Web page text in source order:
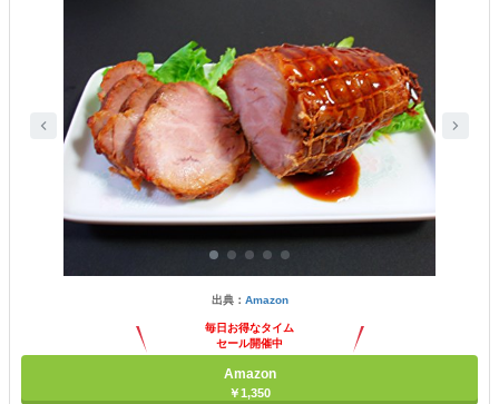
出典： Amazon
毎日お得なタイム
セール開催中
Amazon
￥1,350